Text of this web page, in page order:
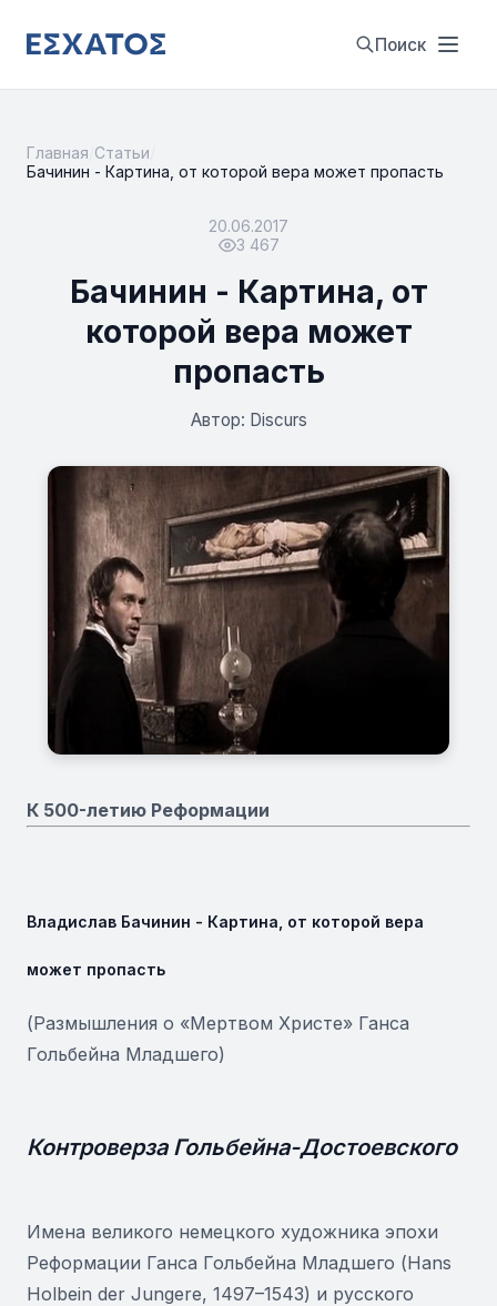
Поиск
Главная Статьи
Бачинин - Картина, от которой вера может пропасть
20.06.2017
3 467
Бачинин - Картина, от
которой вера может
пропасть
Автор: Discurs
К 500-летию Реформации
Владислав Бачинин - Картина, от которой вера
может пропасть
(Размышления о «Мертвом Христе» Ганса
Гольбейна Младшего)
Контроверза Гольбейна-Достоевского
Имена великого немецкого художника эпохи
Реформации Ганса Гольбейна Младшего (Hans
Holbein der Jungere, 1497–1543) и русского